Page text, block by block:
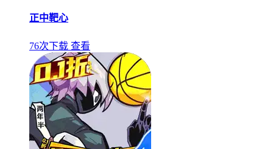
正中靶心
76次下载 查看